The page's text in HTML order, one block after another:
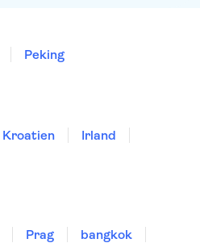
Peking
Kroatien
Irland
Prag
bangkok